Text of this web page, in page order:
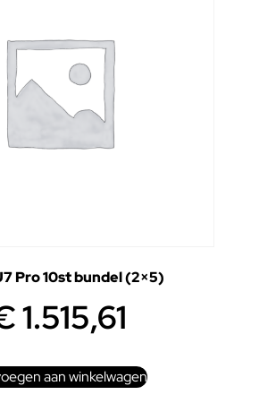
Pro 10st bundel (2×5)
1.515,61
aan winkelwagen